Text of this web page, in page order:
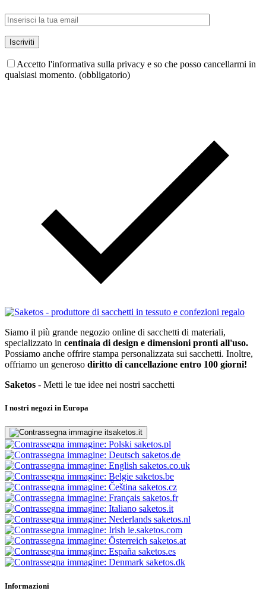
Accetto l'informativa sulla privacy e so che posso cancellarmi in
qualsiasi momento. (obbligatorio)
Siamo il più grande negozio online di sacchetti di materiali,
specializzato in centinaia di design e dimensioni pronti all'uso.
Possiamo anche offrire stampa personalizzata sui sacchetti. Inoltre,
offriamo un generoso diritto di cancellazione entro 100 giorni!
Saketos - Metti le tue idee nei nostri sacchetti
I nostri negozi in Europa
saketos.it
saketos.pl
saketos.de
saketos.co.uk
saketos.be
saketos.cz
saketos.fr
saketos.it
saketos.nl
ie.saketos.com
saketos.at
saketos.es
saketos.dk
Informazioni